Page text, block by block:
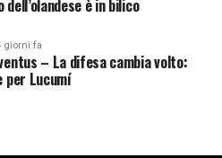
è in bilico
giorni fa
– La difesa cambia volto:
Lucumí